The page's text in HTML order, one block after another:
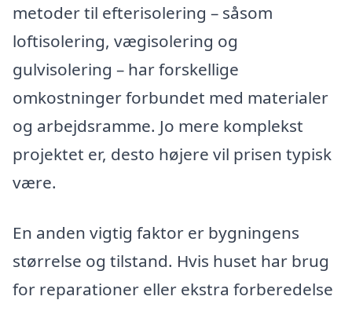
metoder til efterisolering – såsom
loftisolering, vægisolering og
gulvisolering – har forskellige
omkostninger forbundet med materialer
og arbejdsramme. Jo mere komplekst
projektet er, desto højere vil prisen typisk
være.
En anden vigtig faktor er bygningens
størrelse og tilstand. Hvis huset har brug
for reparationer eller ekstra forberedelse